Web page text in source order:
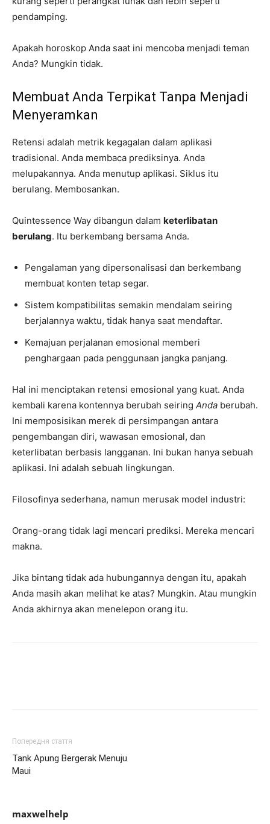
pendamping.
Apakah horoskop Anda saat ini mencoba menjadi teman
Anda? Mungkin tidak.
Membuat Anda Terpikat Tanpa Menjadi
Menyeramkan
Retensi adalah metrik kegagalan dalam aplikasi
tradisional. Anda membaca prediksinya. Anda
melupakannya. Anda menutup aplikasi. Siklus itu
berulang. Membosankan.
Quintessence Way dibangun dalam keterlibatan
berulang. Itu berkembang bersama Anda.
Pengalaman yang dipersonalisasi dan berkembang
membuat konten tetap segar.
Sistem kompatibilitas semakin mendalam seiring
berjalannya waktu, tidak hanya saat mendaftar.
Kemajuan perjalanan emosional memberi
penghargaan pada penggunaan jangka panjang.
Hal ini menciptakan retensi emosional yang kuat. Anda
kembali karena kontennya berubah seiring Anda berubah.
Ini memposisikan merek di persimpangan antara
pengembangan diri, wawasan emosional, dan
keterlibatan berbasis langganan. Ini bukan hanya sebuah
aplikasi. Ini adalah sebuah lingkungan.
Filosofinya sederhana, namun merusak model industri:
Orang-orang tidak lagi mencari prediksi. Mereka mencari
makna.
Jika bintang tidak ada hubungannya dengan itu, apakah
Anda masih akan melihat ke atas? Mungkin. Atau mungkin
Anda akhirnya akan menelepon orang itu.
Попередня стаття
Tank Apung Bergerak Menuju
Maui
maxwelhelp